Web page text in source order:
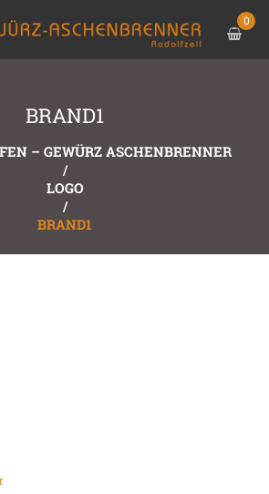
0
BRAND1
– GEWÜRZ ASCHENBRENNER
/
LOGO
/
BRAND1